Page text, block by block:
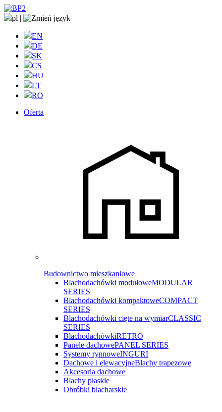
pl |
EN
DE
SK
CS
HU
LT
RO
Oferta
Budownictwo mieszkaniowe
Blachodachówki modułoweMODULAR
SERIES
Blachodachówki kompaktoweCOMPACT
SERIES
Blachodachówki cięte na wymiarCLASSIC
SERIES
BlachodachówkiRETRO
Panele dachowePANEL SERIES
Systemy rynnoweINGURI
Dachowe i elewacyjneBlachy trapezowe
Akcesoria dachowe
Blachy płaskie
Obróbki blacharskie